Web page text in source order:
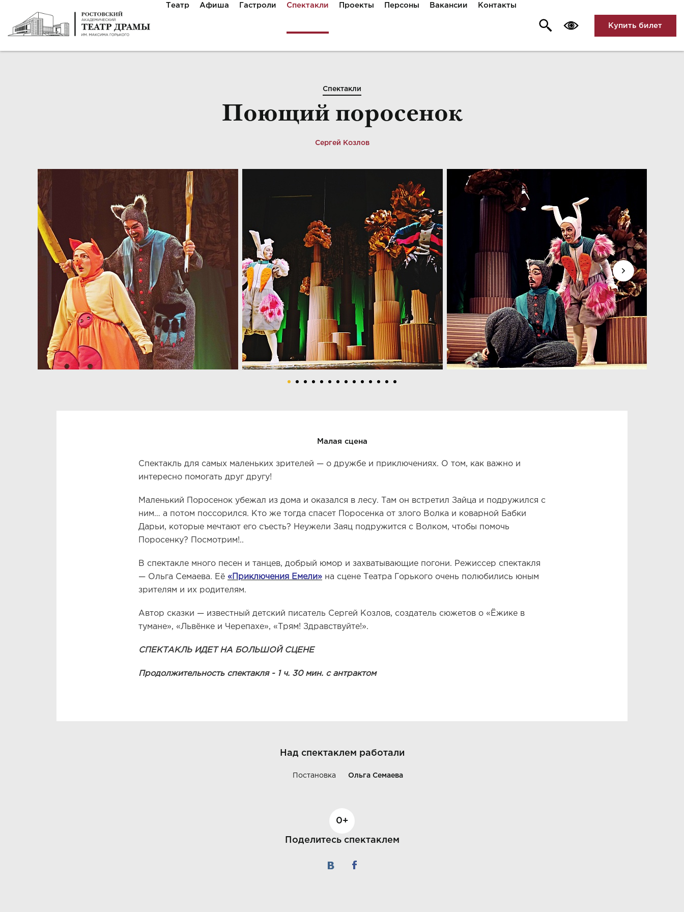
Театр Афиша Гастроли Спектакли Проекты Персоны Вакансии Контакты
Купить билет
Спектакли
Поющий поросенок
Сергей Козлов
Малая сцена
Спектакль для самых маленьких зрителей — о дружбе и приключениях. О том, как важно и
интересно помогать друг другу!
Маленький Поросенок убежал из дома и оказался в лесу. Там он встретил Зайца и подружился с
ним… а потом поссорился. Кто же тогда спасет Поросенка от злого Волка и коварной Бабки
Дарьи, которые мечтают его съесть? Неужели Заяц подружится с Волком, чтобы помочь
Поросенку? Посмотрим!..
В спектакле много песен и танцев, добрый юмор и захватывающие погони. Режиссер спектакля
— Ольга Семаева. Её «Приключения Емели» на сцене Театра Горького очень полюбились юным
зрителям и их родителям.
Автор сказки — известный детский писатель Сергей Козлов, создатель сюжетов о «Ёжике в
тумане», «Львёнке и Черепахе», «Трям! Здравствуйте!».
СПЕКТАКЛЬ ИДЕТ НА БОЛЬШОЙ СЦЕНЕ
Продолжительность спектакля - 1 ч. 30 мин. с антрактом
Над спектаклем работали
Постановка Ольга Семаева
0+
Поделитесь спектаклем